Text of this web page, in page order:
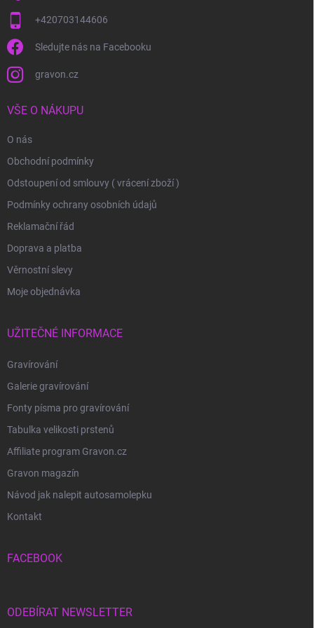
+420703144606
Sledujte nás na Facebooku
gravon.cz
VŠE O NÁKUPU
O nás
Obchodní podmínky
Odstoupení od smlouvy ( vrácení zboží )
Podmínky ochrany osobních údajů
Reklamační řád
Doprava a platba
Věrnostní slevy
Moje objednávka
UŽITEČNÉ INFORMACE
Gravírování
Galerie gravírování
Fonty písma pro gravírování
Tabulka velikosti prstenů
Affiliate program Gravon.cz
Gravon magazín
Návod jak nalepit autosamolepku
Kontakt
FACEBOOK
ODEBÍRAT NEWSLETTER